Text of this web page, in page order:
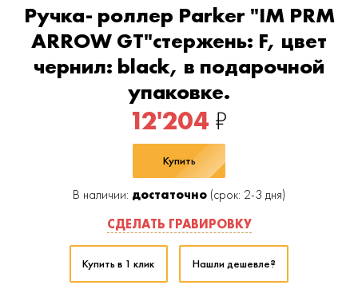
Ручка- роллер Parker "IM PRM
ARROW GT"стержень: F, цвет
чернил: black, в подарочной
упаковке.
12'204 ₽
Купить
В наличии: достаточно (срок: 2-3 дня)
СДЕЛАТЬ ГРАВИРОВКУ
Купить в 1 клик Нашли дешевле?